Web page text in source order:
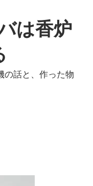
は香炉
の話と、作った物